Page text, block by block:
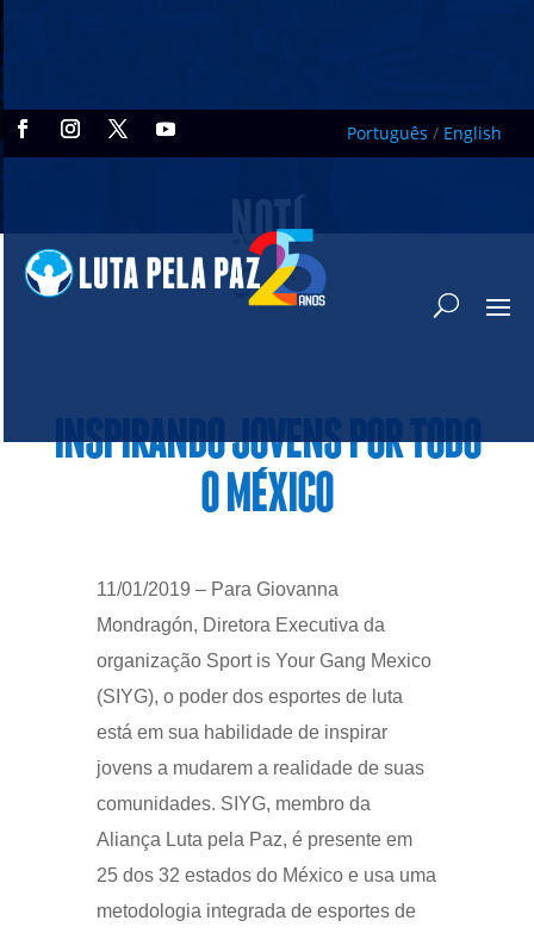
Português / English
NOTÍ
CIAS
INSPIRANDO JOVENS POR TODO
O MÉXICO
11/01/2019 – Para Giovanna
Mondragón, Diretora Executiva da
organização Sport is Your Gang Mexico
(SIYG), o poder dos esportes de luta
está em sua habilidade de inspirar
jovens a mudarem a realidade de suas
comunidades. SIYG, membro da
Aliança Luta pela Paz, é presente em
25 dos 32 estados do México e usa uma
metodologia integrada de esportes de